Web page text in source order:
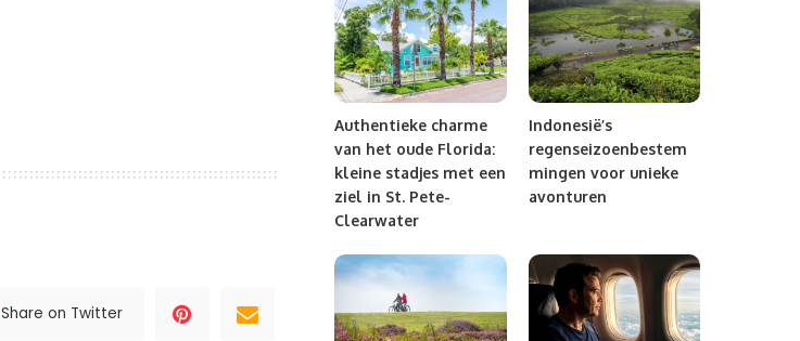
Share on Twitter
Authentieke charme
van het oude Florida:
kleine stadjes met een
ziel in St. Pete-
Clearwater
Indonesië’s
regenseizoenbestem
mingen voor unieke
avonturen